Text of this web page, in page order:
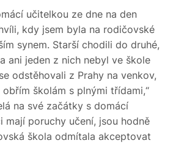
učitelkou ze dne na den
kdy jsem byla na rodičovské
synem. Starší chodili do druhé,
ani jeden z nich nebyl ve škole
odstěhovali z Prahy na venkov,
školám s plnými třídami,“
na své začátky s domácí
mají poruchy učení, jsou hodně
škola odmítala akceptovat